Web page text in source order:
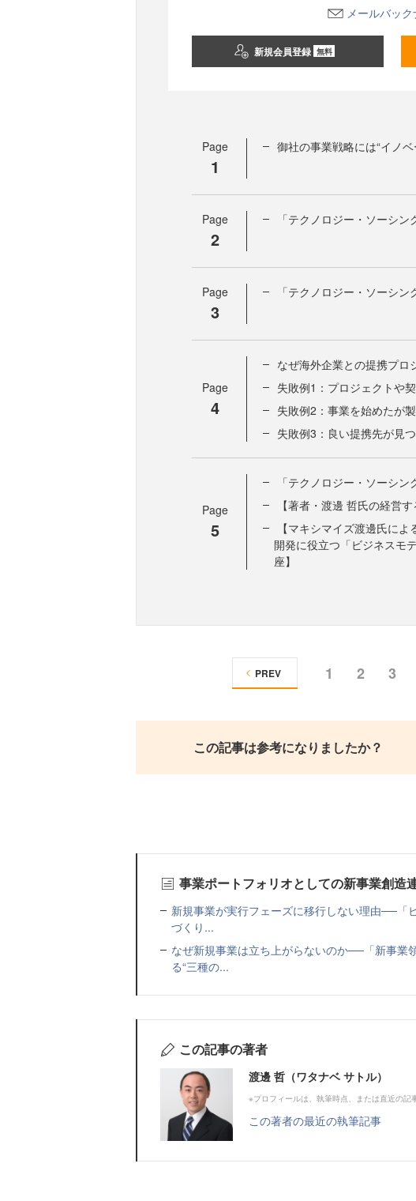
メールバッ
新規会員登録 無料
Page
1
御社の事業戦略には“イノ
Page
2
「テクノロジー・ソーシン
Page
3
「テクノロジー・ソーシ
Page
4
なぜ海外企業との提携プロ
失敗例1：プロジェクトや
失敗例2：事業を始めたが
失敗例3：良い提携先が見
Page
5
「テクノロジー・ソーシ
【著者・渡邊 哲氏の経営
【マキシマイズ渡邊氏に
開発に役立つ「ビジネスモ
座】
1 2 3
PREV
この記事は参考になりましたか？
事業ポートフォリオとしての新事業創造
新規事業が実行フェーズに移行しない理由──「
づくり...
なぜ新規事業は立ち上がらないのか──「新事業
る“三種の...
この記事の著者
渡邊 哲（ワタナベ サトル）
※プロフィールは、執筆時点、または直近の記
この著者の最近の執筆記事